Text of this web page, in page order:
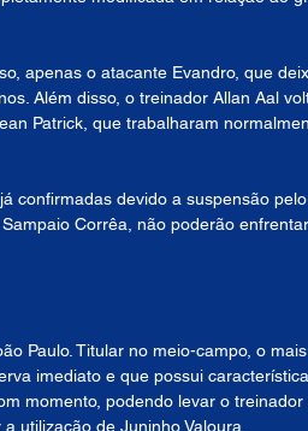
apenas o atacante Evandro, que
Além disso, o treinador Allan Aal
Patrick, que trabalharam
confirmadas devido a suspensão
Corrêa, não poderão
Paulo. Titular no meio-campo, o
imediato e que possui
momento, podendo levar o
utilização de Juninho Valoura.